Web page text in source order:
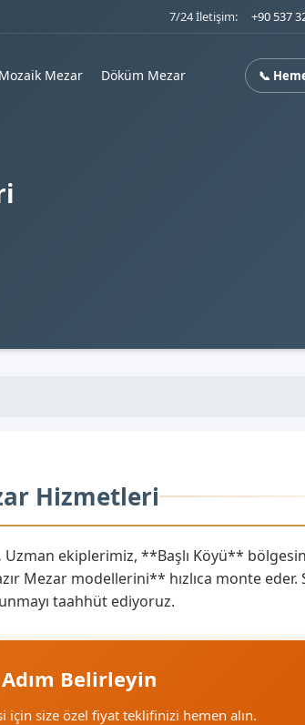
7/24 İletişim: +90 537
Mozaik Mezar Döküm Mezar 📞
Hizmetleri
Uzman ekiplerimiz, **Başlı Köyü**
Mezar modellerini** hızlıca monte eder.
taahhüt ediyoruz.
Belirleyin
için size özel fiyat teklifinizi hemen alın.